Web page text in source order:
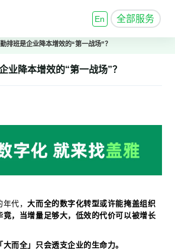
En 全部服务
排班是企业降本增效的“第一战场”？
业降本增效的“第一战场”？
年代，大而全的数字化转型或许能掩盖组织
，当增量足够大，低效的代价可以被增长
而全」只会透支企业的生命力。